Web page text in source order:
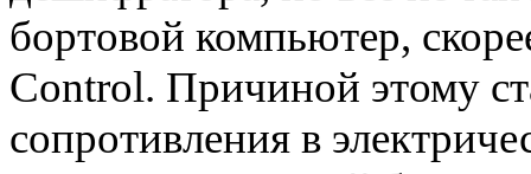
бортовой компьютер,
Control. Причиной этому
сопротивления в